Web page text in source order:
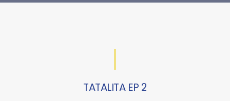
TATALITA EP 2